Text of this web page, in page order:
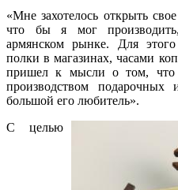
«Мне захотелось открыть
что бы я мог
армянском рынке. Для
полки в магазинах, часами
пришел к мысли о том, что
производством
большой его любитель».
С целью